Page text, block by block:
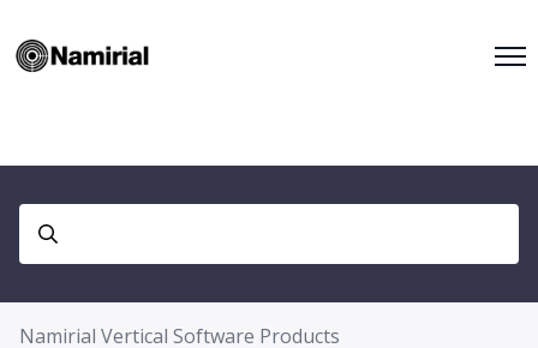
Namirial Vertical Software Products